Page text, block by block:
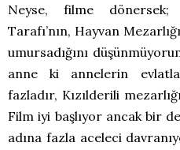
Neyse, filme dönersek;
Tarafı’nın, Hayvan
umursadığını
anne ki annelerin
fazladır, Kızılderili
Film iyi başlıyor ancak bir
adına fazla aceleci